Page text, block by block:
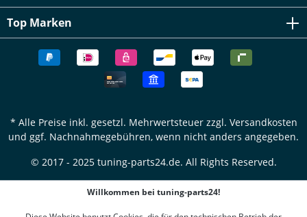
Top Marken
* Alle Preise inkl. gesetzl. Mehrwertsteuer zzgl. Versandkosten
und ggf. Nachnahmegebühren, wenn nicht anders angegeben.
© 2017 - 2025 tuning-parts24.de. All Rights Reserved.
Willkommen bei tuning-parts24!